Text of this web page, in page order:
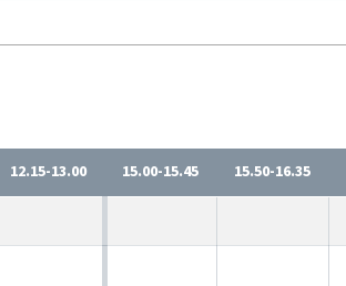
12.15-13.00 15.00-15.45 15.50-16.35